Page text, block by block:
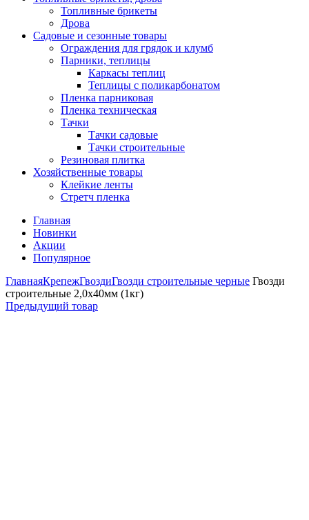
Топливные брикеты
Дрова
Садовые и сезонные товары
Ограждения для грядок и клумб
Парники, теплицы
Каркасы теплиц
Теплицы с поликарбонатом
Пленка парниковая
Пленка техническая
Тачки
Тачки садовые
Тачки строительные
Резиновая плитка
Хозяйственные товары
Клейкие ленты
Стретч пленка
Главная
Новинки
Акции
Популярное
ГлавнаяКрепежГвоздиГвозди строительные черные Гвозди
строительные 2,0х40мм (1кг)
Предыдущий товар